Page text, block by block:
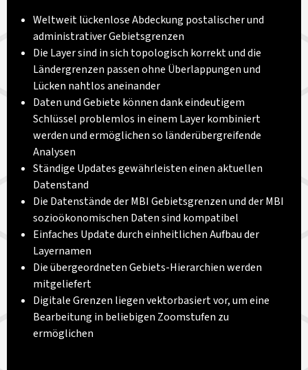
Weltweit lückenlose Abdeckung postalischer und
administrativer Gebietsgrenzen
Die Layer sind in sich topologisch korrekt und die
Ländergrenzen passen ohne Überlappungen und
Lücken nahtlos aneinander
Daten und Gebiete können dank eindeutigem
Schlüssel problemlos in einem Layer kombiniert
werden und ermöglichen so länderübergreifende
Analysen
Ständige Updates gewährleisten einen aktuellen
Datenstand
Die Datenstände der MBI Gebietsgrenzen und der MBI
sozioökonomischen Daten sind kompatibel
Einfaches Update durch einheitlichen Aufbau der
Layernamen
Die übergeordneten Gebiets-Hierarchien werden
mitgeliefert
Digitale Grenzen liegen vektorbasiert vor, um eine
Bearbeitung in beliebigen Zoomstufen zu
ermöglichen